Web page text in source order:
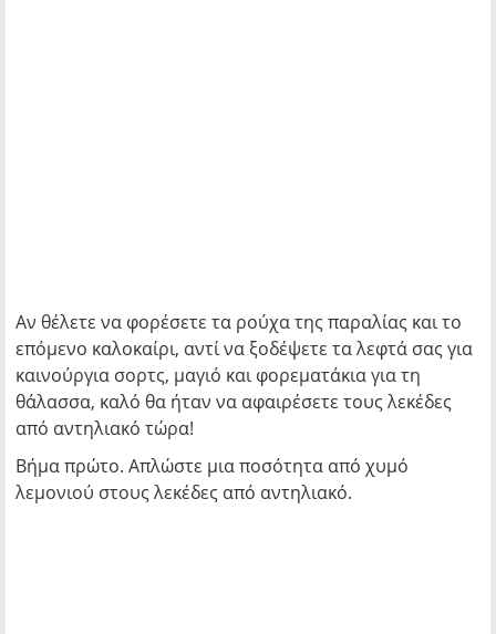
Αν θέλετε να φορέσετε τα ρούχα της παραλίας και το
επόμενο καλοκαίρι, αντί να ξοδέψετε τα λεφτά σας για
καινούργια σορτς, μαγιό και φορεματάκια για τη
θάλασσα, καλό θα ήταν να αφαιρέσετε τους λεκέδες
από αντηλιακό τώρα!
Βήμα πρώτο. Απλώστε μια ποσότητα από χυμό
λεμονιού στους λεκέδες από αντηλιακό.